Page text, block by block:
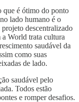
que é ótimo do ponto
lado humano é o
descentralizado
World trata cultura
saudável da
como suas
de lado.
saudável pelo
Todos estão
e romper desafios.